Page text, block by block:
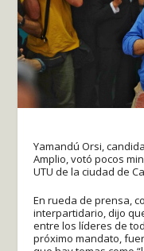
Yamandú Orsi,
Amplio, votó pocos
UTU de la ciudad de
En rueda de prensa,
interpartidario, dijo
entre los líderes de
próximo mandato,